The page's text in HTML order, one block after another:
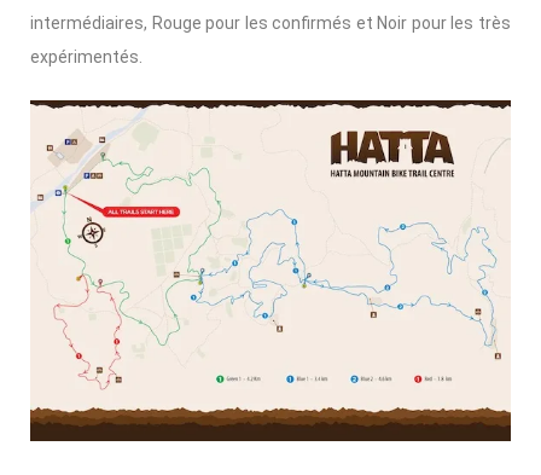
intermédiaires, Rouge pour les confirmés et Noir pour les très
expérimentés.